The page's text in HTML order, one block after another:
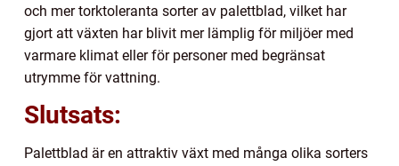
och mer torktoleranta sorter av palettblad, vilket har
gjort att växten har blivit mer lämplig för miljöer med
varmare klimat eller för personer med begränsat
utrymme för vattning.
Slutsats:
Palettblad är en attraktiv växt med många olika sorters